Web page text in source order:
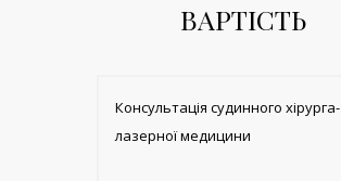
ВАРТІСТЬ
Консультація судинного хірурга-
лазерної медицини